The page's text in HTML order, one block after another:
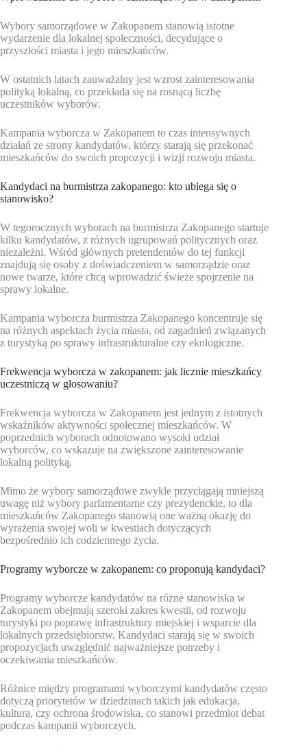
Wybory samorządowe w Zakopanem stanowią istotne
wydarzenie dla lokalnej społeczności, decydujące o
przyszłości miasta i jego mieszkańców.
W ostatnich latach zauważalny jest wzrost zainteresowania
polityką lokalną, co przekłada się na rosnącą liczbę
uczestników wyborów.
Kampania wyborcza w Zakopanem to czas intensywnych
działań ze strony kandydatów, którzy starają się przekonać
mieszkańców do swoich propozycji i wizji rozwoju miasta.
Kandydaci na burmistrza zakopanego: kto ubiega się o
stanowisko?
W tegorocznych wyborach na burmistrza Zakopanego startuje
kilku kandydatów, z różnych ugrupowań politycznych oraz
niezależni. Wśród głównych pretendentów do tej funkcji
znajdują się osoby z doświadczeniem w samorządzie oraz
nowe twarze, które chcą wprowadzić świeże spojrzenie na
sprawy lokalne.
Kampania wyborcza burmistrza Zakopanego koncentruje się
na różnych aspektach życia miasta, od zagadnień związanych
z turystyką po sprawy infrastrukturalne czy ekologiczne.
Frekwencja wyborcza w zakopanem: jak licznie mieszkańcy
uczestniczą w głosowaniu?
Frekwencja wyborcza w Zakopanem jest jednym z istotnych
wskaźników aktywności społecznej mieszkańców. W
poprzednich wyborach odnotowano wysoki udział
wyborców, co wskazuje na zwiększone zainteresowanie
lokalną polityką.
Mimo że wybory samorządowe zwykle przyciągają mniejszą
uwagę niż wybory parlamentarne czy prezydenckie, to dla
mieszkańców Zakopanego stanowią one ważną okazję do
wyrażenia swojej woli w kwestiach dotyczących
bezpośrednio ich codziennego życia.
Programy wyborcze w zakopanem: co proponują kandydaci?
Programy wyborcze kandydatów na różne stanowiska w
Zakopanem obejmują szeroki zakres kwestii, od rozwoju
turystyki po poprawę infrastruktury miejskiej i wsparcie dla
lokalnych przedsiębiorstw. Kandydaci starają się w swoich
propozycjach uwzględnić najważniejsze potrzeby i
oczekiwania mieszkańców.
Różnice między programami wyborczymi kandydatów często
dotyczą priorytetów w dziedzinach takich jak edukacja,
kultura, czy ochrona środowiska, co stanowi przedmiot debat
podczas kampanii wyborczych.